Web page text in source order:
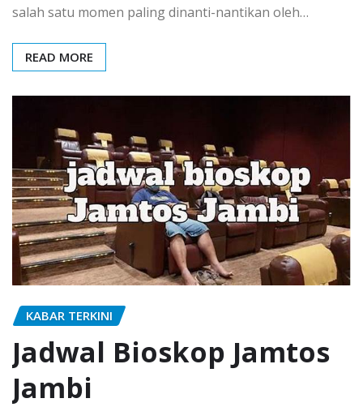
salah satu momen paling dinanti-nantikan oleh…
READ MORE
KABAR TERKINI
Jadwal Bioskop Jamtos
Jambi